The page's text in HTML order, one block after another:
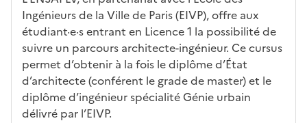
éris
tiq
ues
t
té
s
d
e
c
a
cè
s à
la
fo
rm
ati
bo
uch
és
iss
em
Ingénieurs de la Ville de Paris (EIVP), offre aux
étudiant·e·s entrant en Licence 1 la possibilité de
suivre un parcours architecte-ingénieur. Ce cursus
permet d’obtenir à la fois le diplôme d’État
d’architecte (conférent le grade de master) et le
diplôme d’ingénieur spécialité Génie urbain
délivré par l’EIVP.